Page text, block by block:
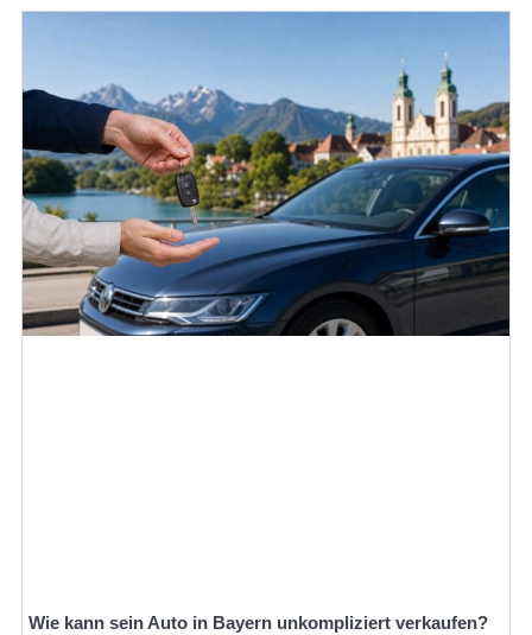
Wie kann sein Auto in Bayern unkompliziert verkaufen?